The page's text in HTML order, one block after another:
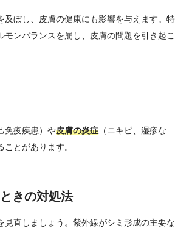
及ぼし、皮膚の健康にも影響を与えます。特
モンバランスを崩し、皮膚の問題を引き起こ
免疫疾患）や皮膚の炎症 （ニキビ、湿疹な
とがあります。
きの対処法
見直しましょう。紫外線がシミ形成の主要な